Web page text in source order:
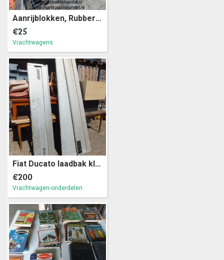
Aanrijblokken, Rubber met staalplaat rug (32)28
€25
Vrachtwagens
Fiat Ducato laadbak kleppen zijschotten met sluiting (a28)49
€200
Vrachtwagen-onderdelen